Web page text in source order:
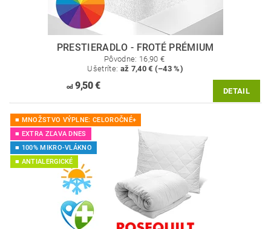
PRESTIERADLO - FROTÉ PRÉMIUM
Pôvodne: 16,90 €
Ušetríte: až 7,40 € (–43 %)
od9,50 € DETAIL
■ MNOŽSTVO VÝPLNE: CELOROČNÉ+
■ EXTRA ZĽAVA DNES
■ 100% MIKRO-VLÁKNO
■ ANTIALERGICKÉ